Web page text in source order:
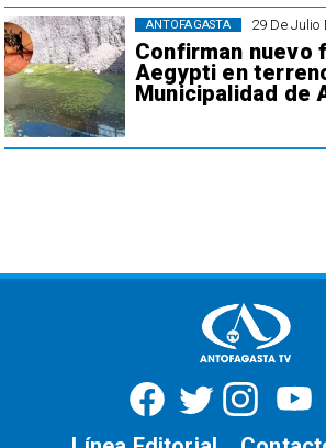
29 De Julio
Confirman nuevo
Aegypti en
Municipalidad de
ANTOFAGASTA